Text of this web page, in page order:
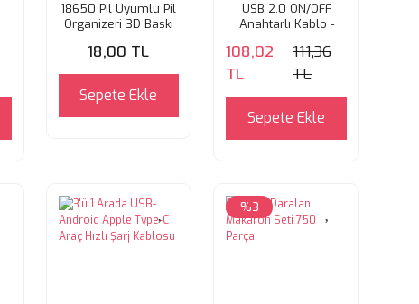
18650 Pil Uyumlu Pil
Organizeri 3D Baskı
18,00 TL
Sepete Ekle
USB 2.0 ON/OFF
Anahtarlı Kablo -
108,02
TL
111,36
TL
Sepete Ekle
%3